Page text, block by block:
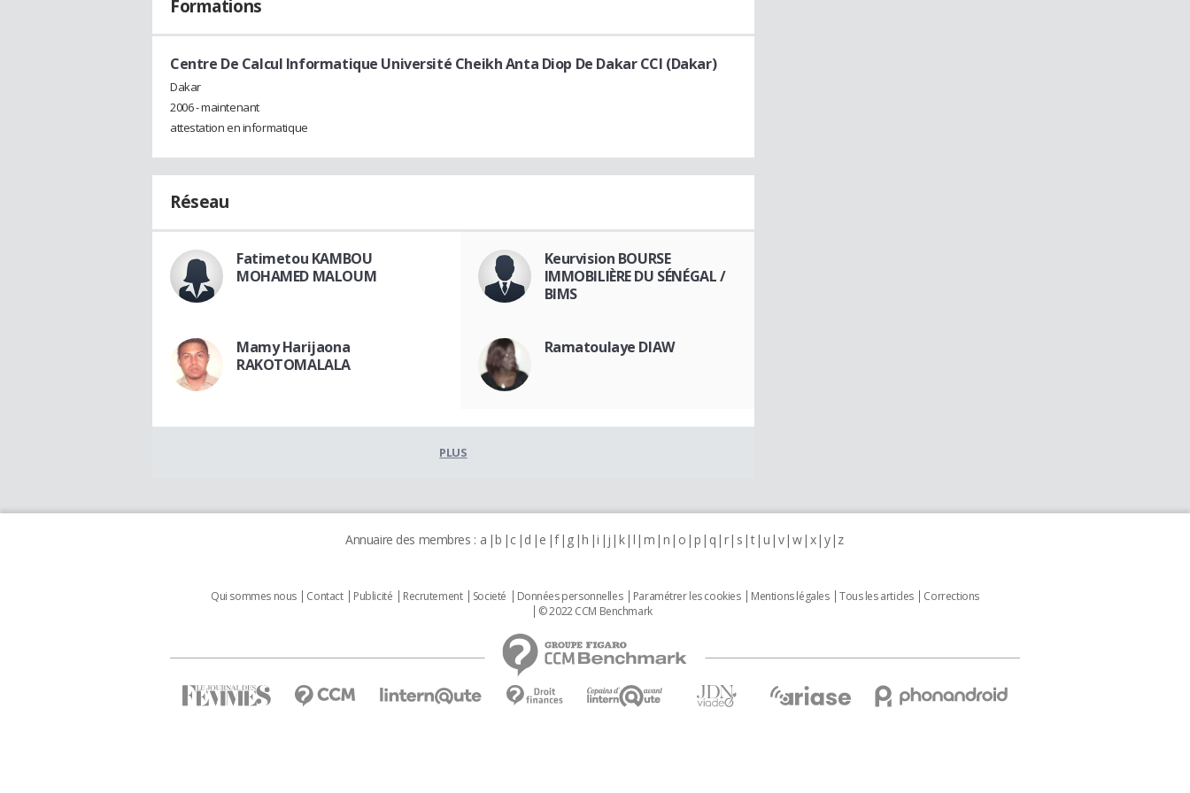
Formations
Centre De Calcul Informatique Université Cheikh Anta Diop De Dakar CCI (Dakar)
Dakar
2006 - maintenant
attestation en informatique
Réseau
Fatimetou KAMBOU
MOHAMED MALOUM
Keurvision BOURSE
IMMOBILIÈRE DU SÉNÉGAL /
BIMS
Mamy Harijaona
RAKOTOMALALA
Ramatoulaye DIAW
PLUS
Annuaire des membres : a b c d e f g h i j k l m n o p q r s t u v w x y z
Qui sommes nous Contact Publicité Recrutement Societé Données personnelles Paramétrer les cookies Mentions légales Tous les articles
Corrections
© 2022 CCM Benchmark